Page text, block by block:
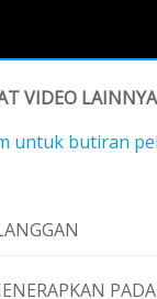
VIDEO
untuk butiran